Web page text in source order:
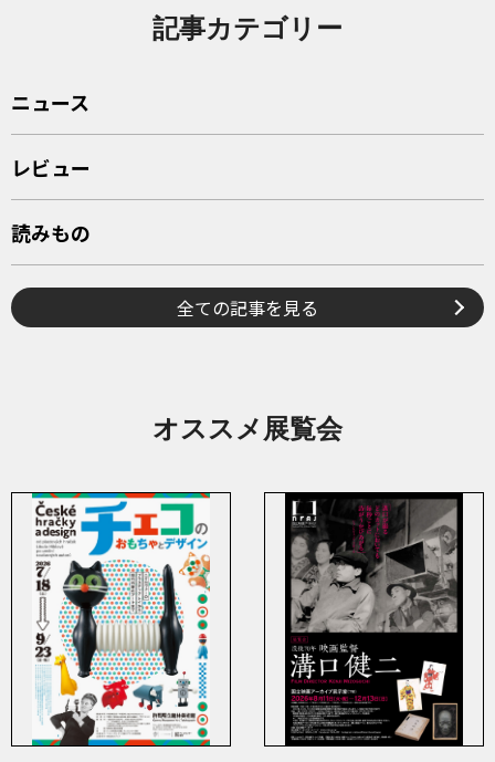
記事カテゴリー
ニュース
レビュー
読みもの
全ての記事を見る
オススメ展覧会